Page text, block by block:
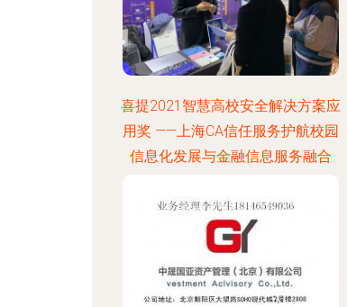
喜提2021智慧高校安全解决方案应
用奖 ——上海CA信任服务护航校园
信息化发展与金融信息服务融合